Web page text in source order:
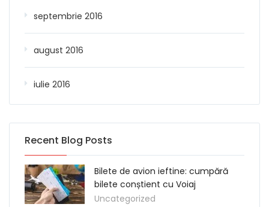
septembrie 2016
august 2016
iulie 2016
Recent Blog Posts
Bilete de avion ieftine: cumpără
bilete conștient cu Voiaj
Uncategorized